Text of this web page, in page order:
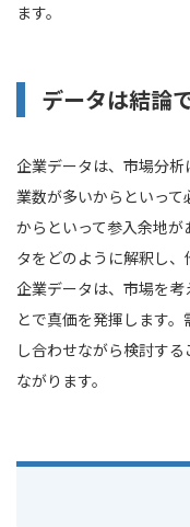
ます。
データは結論
企業データは、市場分
業数が多いからといっ
からといって参入余地
タをどのように解釈し、
企業データは、市場を
とで真価を発揮します
し合わせながら検討す
ながります。